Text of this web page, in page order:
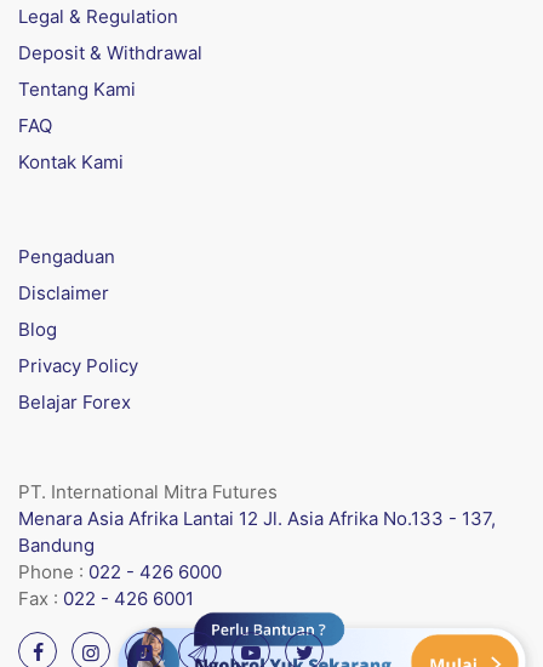
Legal & Regulation
Deposit & Withdrawal
Tentang Kami
FAQ
Kontak Kami
Pengaduan
Disclaimer
Blog
Privacy Policy
Belajar Forex
PT. International Mitra Futures
Menara Asia Afrika Lantai 12 Jl. Asia Afrika No.133 - 137,
Bandung
Phone : 022 - 426 6000
Fax : 022 - 426 6001